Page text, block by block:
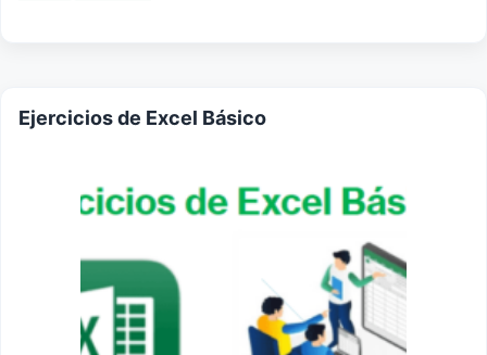
Ejercicios de Excel Básico